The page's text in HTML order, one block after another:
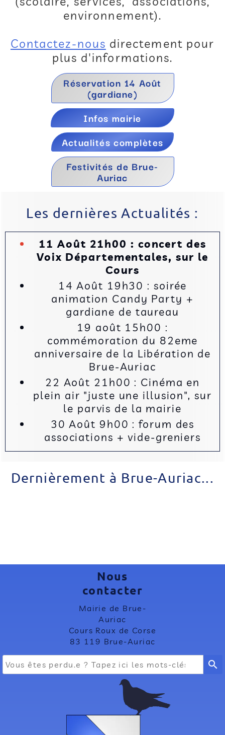
environnement).
Contactez-nous directement pour
plus d'informations.
Réservation 14 Août
(gardiane)
Infos mairie
Actualités complètes
Festivités de Brue-
Auriac
Les dernières Actualités :
11 Août 21h00 : concert des
Voix Départementales, sur le
Cours
14 Août 19h30 : soirée
animation Candy Party +
gardiane de taureau
19 août 15h00 :
commémoration du 82eme
anniversaire de la Libération de
Brue-Auriac
22 Août 21h00 : Cinéma en
plein air "juste une illusion", sur
le parvis de la mairie
30 Août 9h00 : forum des
associations + vide-greniers
Dernièrement à Brue-Auriac...
Nous
contacter
Mairie de Brue-
Auriac
Cours Roux de Corse
83 119 Brue-Auriac
search